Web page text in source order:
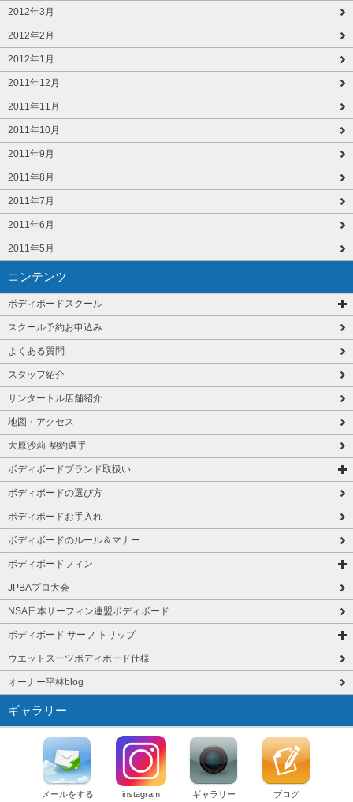
2012年3月
2012年2月
2012年1月
2011年12月
2011年11月
2011年10月
2011年9月
2011年8月
2011年7月
2011年6月
2011年5月
コンテンツ
ボディボードスクール
スクール予約お申込み
よくある質問
スタッフ紹介
サンタートル店舗紹介
地図・アクセス
大原沙莉-契約選手
ボディボードブランド取扱い
ボディボードの選び方
ボディボードお手入れ
ボディボードのルール＆マナー
ボディボードフィン
JPBAプロ大会
NSA日本サーフィン連盟ボディボード
ボディボード サーフ トリップ
ウエットスーツボディボード仕様
オーナー平林blog
ギャラリー
メールをする instagram ギャラリー ブログ